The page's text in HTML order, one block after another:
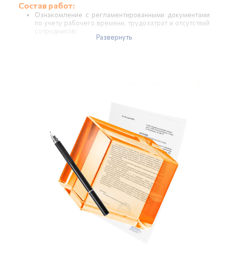
Состав работ:
Ознакомление с регламентированными документами
по учету рабочего времени, трудозатрат и отсутствий
сотрудников;
Развернуть